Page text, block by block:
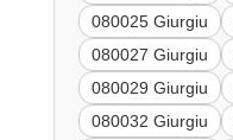
080025 Giurgiu
080027 Giurgiu
080029 Giurgiu
080032 Giurgiu